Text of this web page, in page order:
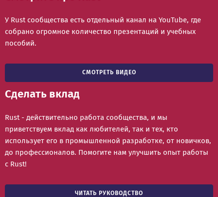
У Rust сообщества есть отдельный канал на YouTube, где
собрано огромное количество презентаций и учебных
пособий.
СМОТРЕТЬ ВИДЕО
Сделать вклад
Rust - действительно работа сообщества, и мы
приветствуем вклад как любителей, так и тех, кто
использует его в промышленной разработке, от новичков,
до профессионалов. Помогите нам улучшить опыт работы
с Rust!
ЧИТАТЬ РУКОВОДСТВО